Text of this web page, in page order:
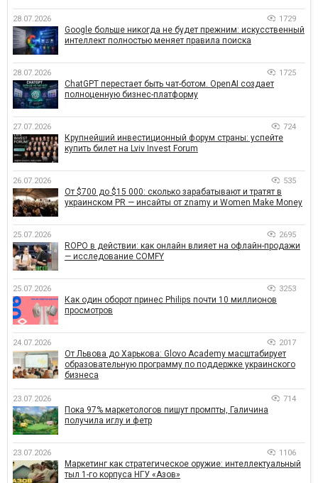
28.07.2026 1729
Google больше никогда не будет прежним: искусственный
интеллект полностью меняет правила поиска
28.07.2026 1725
ChatGPT перестает быть чат-ботом. OpenAI создает
полноценную бизнес-платформу
27.07.2026 724
Крупнейший инвестиционный форум страны: успейте
купить билет на Lviv Invest Forum
26.07.2026 535
От $700 до $15 000: сколько зарабатывают и тратят в
украинском PR — инсайты от znamy и Women Make Money
25.07.2026 2695
ROPO в действии: как онлайн влияет на офлайн-продажи
— исследование COMFY
25.07.2026 3253
Как один оборот принес Philips почти 10 миллионов
просмотров
24.07.2026 2017
От Львова до Харькова: Glovo Academy масштабирует
образовательную программу по поддержке украинского
бизнеса
23.07.2026 714
Пока 97% маркетологов пишут промпты, Галичина
получила иглу и фетр
23.07.2026 1106
Маркетинг как стратегическое оружие: интеллектуальный
тыл 1-го корпуса НГУ «Азов»